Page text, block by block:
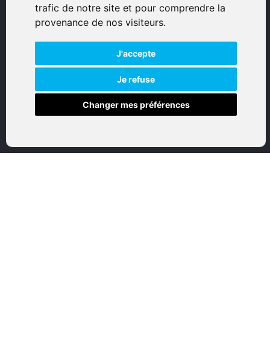
trafic de notre site et pour comprendre la
provenance de nos visiteurs.
J'accepte
Je refuse
Changer mes préférences
© 2026 Eurogunshop.
Tous droits réservés
Réalisation par IT-Consulting
NAVIGATION